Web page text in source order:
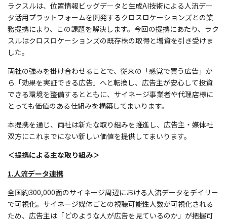
ラクスルは、位置情報ビッグデータと生成AI技術による人流デー
タ活用プラットフォームを開発するクロスロケーションズとの業
務提携により、この課題を解決します。今回の提携にあたり、 ラク
スルはクロスロケーションズの既存株の取得と増資を引き受けま
した。
両社の強みを掛け合わせることで、従来の「感覚で買う広告」か
ら「効果を実証できる広告」へと転換し、広告主が安心して投資
できる環境を整備するとともに、サイネージ事業者や代理店様に
とっても価値のある仕組みを構築してまいります。
本提携を通じ、両社は新たな取り組みを推進し、広告主・媒体社
双方にこれまでにない新しい価値を提供してまいります。
＜提携による主な取り組み＞
1.人流データ連携
全国約300,000面のサイネージ周辺における人流データをデイリー
で可視化。サイネージ媒体ごとの視聴可能性人数が可視化される
ため、広告主は「どのような人が広告を見ているのか」が把握可